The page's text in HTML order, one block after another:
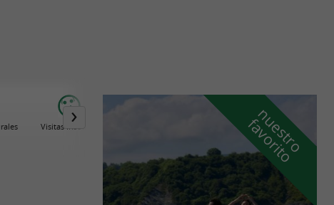
Visitas Insolitas n
u
e
s
t
r
o
f
a
v
o
r
i
t
o